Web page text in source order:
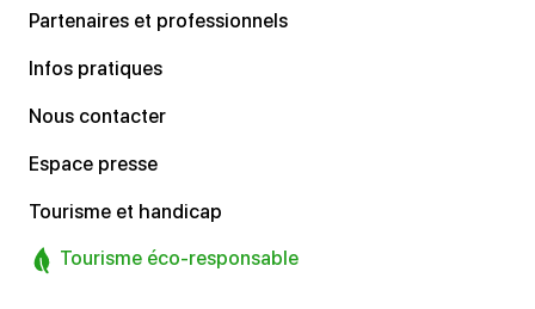
Partenaires et professionnels
Infos pratiques
Nous contacter
Espace presse
Tourisme et handicap
Tourisme éco-responsable